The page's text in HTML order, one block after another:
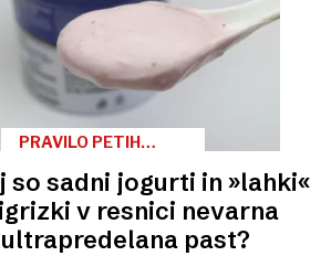
PRAVILO PETIH
so sadni jogurti in »lahki«
v resnici nevarna
ultrapredelana past?